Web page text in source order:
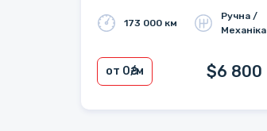
173 000 км
Ручна /
Механіка
от 0₴/м $6 800